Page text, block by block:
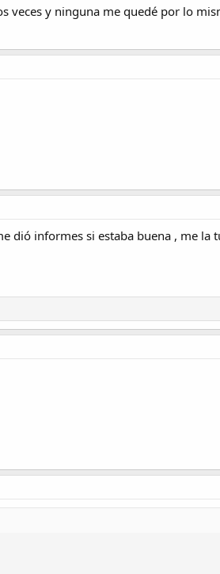
veces y ninguna me quedé por lo
dió informes si estaba buena , me la